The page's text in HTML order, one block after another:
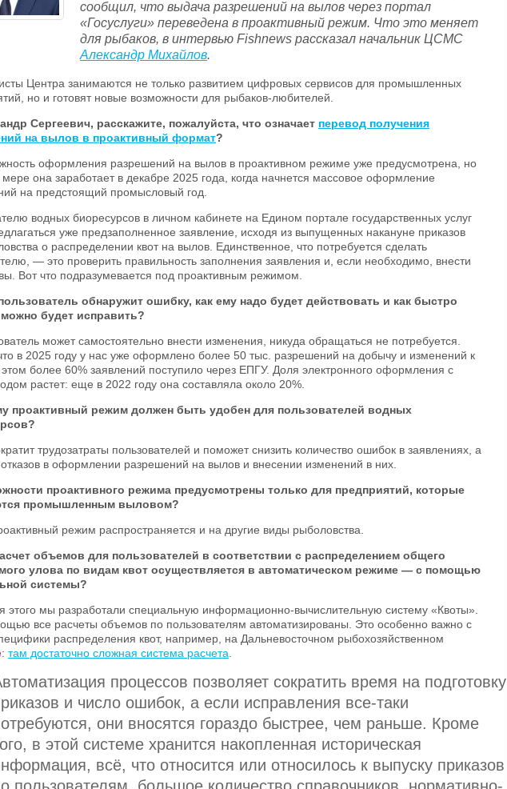
сообщил, что выдача разрешений на вылов через портал
«Госуслуги» переведена в проактивный режим. Что это меняет
для рыбаков, в интервью Fishnews рассказал начальник ЦСМС
Александр Михайлов.
Центра занимаются не только развитием цифровых сервисов для промышленных
но и готовят новые возможности для рыбаков-любителей.
Сергеевич, расскажите, пожалуйста, что означает перевод получения
на вылов в проактивный формат?
оформления разрешений на вылов в проактивном режиме уже предусмотрена, но
она заработает в декабре 2025 года, когда начнется массовое оформление
на предстоящий промысловый год.
водных биоресурсов в личном кабинете на Едином портале государственных услуг
уже предзаполненное заявление, исходя из выпущенных накануне приказов
о распределении квот на вылов. Единственное, что потребуется сделать
— это проверить правильность заполнения заявления и, если необходимо, внести
Вот что подразумевается под проактивным режимом.
обнаружит ошибку, как ему надо будет действовать и как быстро
можно будет исправить?
может самостоятельно внести изменения, никуда обращаться не потребуется.
в 2025 году у нас уже оформлено более 50 тыс. разрешений на добычу и изменений к
более 60% заявлений поступило через ЕПГУ. Доля электронного оформления с
растет: еще в 2022 году она составляла около 20%.
проактивный режим должен быть удобен для пользователей водных
трудозатраты пользователей и поможет снизить количество ошибок в заявлениях, а
отказов в оформлении разрешений на вылов и внесении изменений в них.
проактивного режима предусмотрены только для предприятий, которые
промышленным выловом?
режим распространяется и на другие виды рыболовства.
объемов для пользователей в соответствии с распределением общего
улова по видам квот осуществляется в автоматическом режиме — с помощью
системы?
мы разработали специальную информационно-вычислительную систему «Квоты».
все расчеты объемов по пользователям автоматизированы. Это особенно важно с
распределения квот, например, на Дальневосточном рыбохозяйственном
там достаточно сложная система расчета
процессов позволяет сократить время на подготовку
и число ошибок, а если исправления все-таки
они вносятся гораздо быстрее, чем раньше. Кроме
в этой системе хранится накопленная историческая
всё, что относится или относилось к выпуску приказов